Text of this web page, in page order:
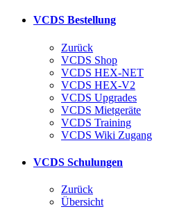
VCDS Bestellung
Zurück
VCDS Shop
VCDS HEX-NET
VCDS HEX-V2
VCDS Upgrades
VCDS Mietgeräte
VCDS Training
VCDS Wiki Zugang
VCDS Schulungen
Zurück
Übersicht